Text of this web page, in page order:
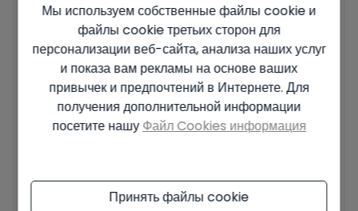
Ваше сообщение
Основные сведения о защите данных на основе Европейского
конфиденциальности
Мы используем собственные файлы cookie и
файлы cookie третьих сторон для
персонализации веб-сайта, анализа наших услуг
и показа вам рекламы на основе ваших
привычек и предпочтений в Интернете. Для
получения дополнительной информации
посетите нашуФайл Cookies информация
Принять файлы cookie